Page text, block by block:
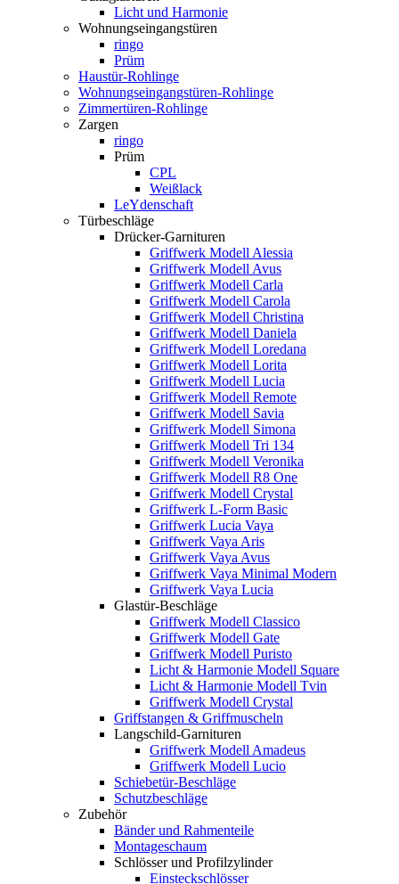
Licht und Harmonie
Wohnungseingangstüren
ringo
Prüm
Haustür-Rohlinge
Wohnungseingangstüren-Rohlinge
Zimmertüren-Rohlinge
Zargen
ringo
Prüm
CPL
Weißlack
LeYdenschaft
Türbeschläge
Drücker-Garnituren
Griffwerk Modell Alessia
Griffwerk Modell Avus
Griffwerk Modell Carla
Griffwerk Modell Carola
Griffwerk Modell Christina
Griffwerk Modell Daniela
Griffwerk Modell Loredana
Griffwerk Modell Lorita
Griffwerk Modell Lucia
Griffwerk Modell Remote
Griffwerk Modell Savia
Griffwerk Modell Simona
Griffwerk Modell Tri 134
Griffwerk Modell Veronika
Griffwerk Modell R8 One
Griffwerk Modell Crystal
Griffwerk L-Form Basic
Griffwerk Lucia Vaya
Griffwerk Vaya Aris
Griffwerk Vaya Avus
Griffwerk Vaya Minimal Modern
Griffwerk Vaya Lucia
Glastür-Beschläge
Griffwerk Modell Classico
Griffwerk Modell Gate
Griffwerk Modell Puristo
Licht & Harmonie Modell Square
Licht & Harmonie Modell Tvin
Griffwerk Modell Crystal
Griffstangen & Griffmuscheln
Langschild-Garnituren
Griffwerk Modell Amadeus
Griffwerk Modell Lucio
Schiebetür-Beschläge
Schutzbeschläge
Zubehör
Bänder und Rahmenteile
Montageschaum
Schlösser und Profilzylinder
Einsteckschlösser